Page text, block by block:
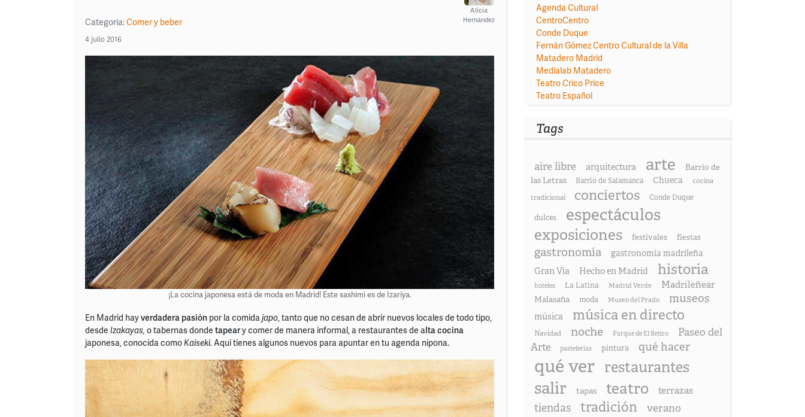
Categoría:Comer y beber
4 julio 2016
Alicia
Hernández
¡La cocina japonesa está de moda en Madrid! Este sashimi es de Izariya.
En Madrid hayverdadera pasión por la comidajapo, tanto que no cesan de abrir nuevos locales de todo tipo,
desde Izakayas, o tabernas donde tapeary comer de manera informal, a restaurantes de alta cocina
japonesa, conocida comoKaiseki. Aquí tienes algunos nuevos para apuntar en tu agenda nipona.
Agenda Cultural
CentroCentro
Conde Duque
Fernán Gómez Centro Cultural de la Villa
Matadero Madrid
Medialab Matadero
Teatro Crico Price
Teatro Español
Tags
aire libre arquitectura arte
Barrio de
las Letras
Barrio de Salamanca Chueca
cocina
tradicional
conciertos Conde Duque
dulces espectáculos
exposiciones festivales fiestas
gastronomía gastronomía madrileña
Gran Vía Hecho en Madrid historia
hoteles La Latina Madrid Verde Madrileñear
Malasaña moda Museo del Prado museos
música música en directo
Navidad noche Parque de El Retiro
Paseo del
Arte
pastelerías pintura qué hacer
qué ver restaurantes
salir tapas teatro terrazas
tiendas tradición verano